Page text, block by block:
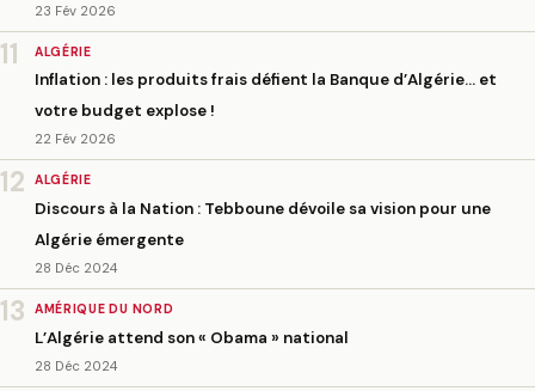
23 Fév 2026
11 ALGÉRIE
Inflation : les produits frais défient la Banque d’Algérie… et
votre budget explose !
22 Fév 2026
12 ALGÉRIE
Discours à la Nation : Tebboune dévoile sa vision pour une
Algérie émergente
28 Déc 2024
13 AMÉRIQUE DU NORD
L’Algérie attend son « Obama » national
28 Déc 2024